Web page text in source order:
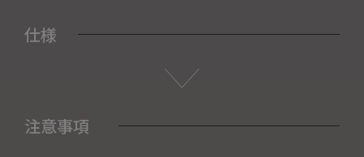
仕様
注意事項